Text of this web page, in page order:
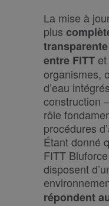
La mise à
plus
entre FITT
organismes,
d’eau
construction
rôle
procédures
Étant donné
FITT
disposent
répondent